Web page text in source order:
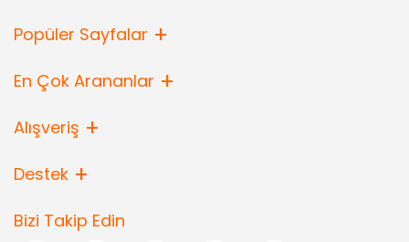
Popüler Sayfalar
En Çok Arananlar
Alışveriş
Destek
Bizi Takip Edin